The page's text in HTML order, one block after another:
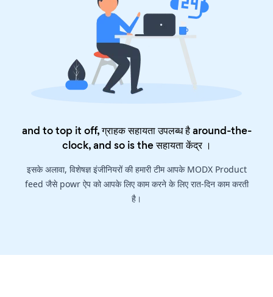
and to top it off, ग्राहक सहायता उपलब्ध है around-the-
clock, and so is theसहायता केंद्र।
इसके अलावा, विशेषज्ञ इंजीनियरों की हमारी टीम आपके MODX Product
feed जैसे powr ऐप को आपके लिए काम करने के लिए रात-दिन काम करती
है।